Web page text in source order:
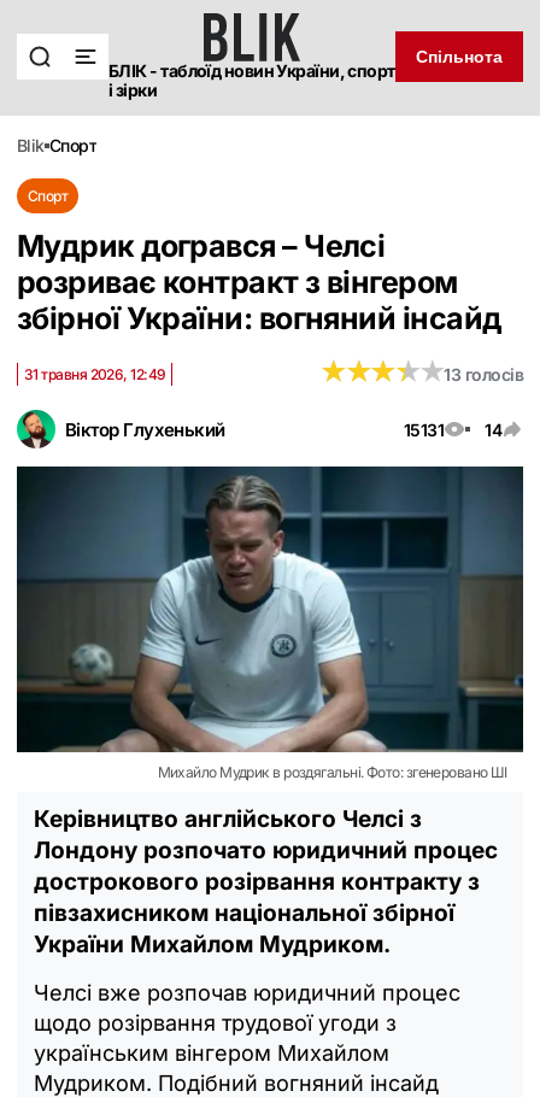
БЛІК - таблоїд новин України, спорт
і зірки
Спільнота
blik спорт
Спорт
Мудрик догрався – Челсі
розриває контракт з вінгером
збірної України: вогняний інсайд
Віктор Глухенький 15131 14
31 травня 2026, 12:49 ★★★★★
★★★★★13 голосів
Михайло Мудрик в роздягальні. Фото: згенеровано ШІ
Керівництво англійського Челсі з
Лондону розпочато юридичний процес
дострокового розірвання контракту з
півзахисником національної збірної
України Михайлом Мудриком.
Челсі вже розпочав юридичний процес
щодо розірвання трудової угоди з
українським вінгером Михайлом
Мудриком. Подібний вогняний інсайд